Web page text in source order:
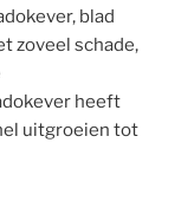
blad
zoveel schade,
heeft
uitgroeien tot